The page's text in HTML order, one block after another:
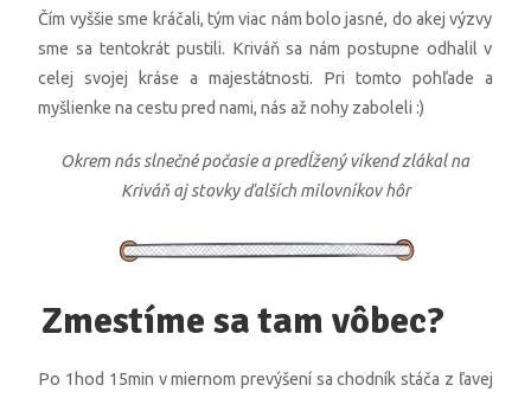
Čím vyššie sme kráčali, tým viac nám bolo jasné, do akej výzvy
sme sa tentokrát pustili. Kriváň sa nám postupne odhalil v
celej svojej kráse a majestátnosti. Pri tomto pohľade a
myšlienke na cestu pred nami, nás až nohy zaboleli :)
Okrem nás slnečné počasie a predĺžený víkend zlákal na
Kriváň aj stovky ďalších milovníkov hôr
Zmestíme sa tam vôbec?
Po 1hod 15min v miernom prevýšení sa chodník stáča z ľavej